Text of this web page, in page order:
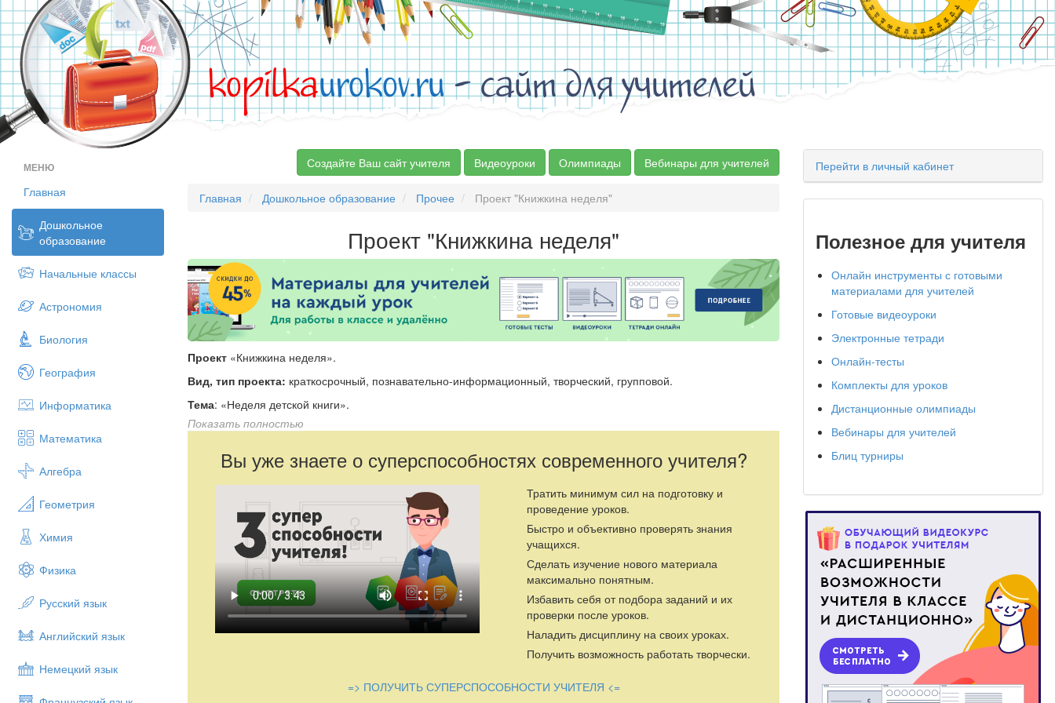
kopilkaurokov.ru- сайт для учителей
МЕНЮ
Главная
Дошкольное
образование
Начальные классы
Астрономия
Биология
География
Информатика
Математика
Алгебра
Геометрия
Химия
Физика
Русский язык
Английский язык
Немецкий язык
Создайте Ваш сайт учителя Видеоуроки Олимпиады Вебинары для учителей
Главная Дошкольное образование Прочее Проект "Книжкина неделя"
Проект "Книжкина неделя"
Проект «Книжкина неделя».
Вид, тип проекта: краткосрочный, познавательно-информационный, творческий, групповой.
Тема: «Неделя детской книги».
Длительность проекта:1 неделя (с 30.03.2015 по 03.04.2015).
Возраст детей
Цель проекта:
введение в практику разнообразных форм и методов работы с литературными произведениями,
способствующих приобщению детей к книге для развития познавательной, творческой и эмоциональной
Задачи проекта:
- выявить знание детских сказок через различные виды игр;
- привлечь родителей к совместному творчеству в рамках «Книжкиной недели»;
- воспитывать желание к постоянному общению с книгой и бережному отношению к ней.
Предварительная работа с детьми:
развития, театральный уголок) новыми материалами (книжки различного содержания, назначения,
Показать полностью
Вы уже знаете о суперспособностях современного учителя?
Тратить минимум сил на подготовку и
проведение уроков.
Быстро и объективно проверять знания
учащихся.
Сделать изучение нового материала
максимально понятным.
Избавить себя от подбора заданий и их
проверки после уроков.
Наладить дисциплину на своих уроках.
Получить возможность работать творчески.
=> ПОЛУЧИТЬ СУПЕРСПОСОБНОСТИ УЧИТЕЛЯ <=
Перейти в личный кабинет
Полезное для учителя
Онлайн инструменты с готовыми
материалами для учителей
Готовые видеоуроки
Электронные тетради
Онлайн-тесты
Комплекты для уроков
Дистанционные олимпиады
Вебинары для учителей
Блиц турниры